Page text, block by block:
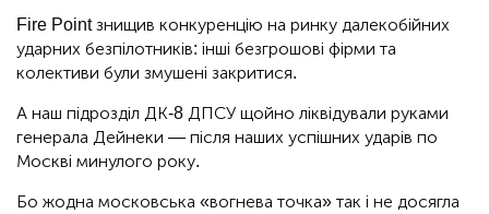
Fire Point знищив конкуренцію на ринку далекобійних
ударних безпілотників: інші безгрошові фірми та
колективи були змушені закритися.
А наш підрозділ ДК-8 ДПСУ щойно ліквідували руками
генерала Дейнеки — після наших успішних ударів по
Москві минулого року.
Бо жодна московська «вогнева точка» так і не досягла